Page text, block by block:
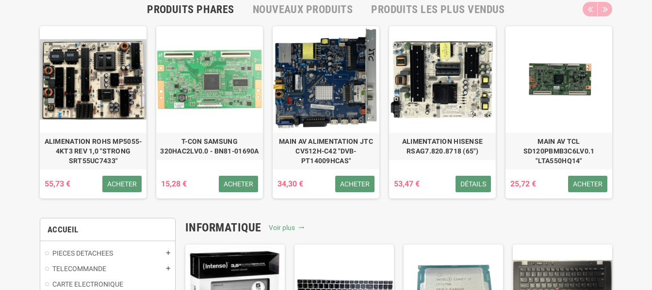
PRODUITS PHARES NOUVEAUX PRODUITS PRODUITS LES PLUS VENDUS
ALIMENATION ROHS MP5055-
4KT3 REV 1,0 "STRONG
SRT55UC7433"
55,73 € ACHETER
T-CON SAMSUNG
320HAC2LV0.0 - BN81-01690A
15,28 € ACHETER
MAIN AV ALIMENTATION JTC
CV512H-C42 "DVB-
PT14009HCAS"
34,30 € ACHETER
ALIMENTATION HISENSE
RSAG7.820.8718 (65")
53,47 € DÉTAILS
MAIN AV TCL
SD120PBMB3C6LV0.1
"LTA550HQ14"
25,72 € ACHETER
ACCUEIL
PIECES DETACHEES
TELECOMMANDE
CARTE ELECTRONIQUE
INFORMATIQUE Voir plus trending_flat